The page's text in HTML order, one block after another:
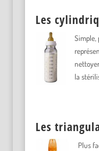
Les
Simple,
la
Les
Plus